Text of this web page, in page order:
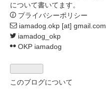
について書いてます。
プライバシーポリシー
iamadog.okp [at] gmail.com
iamadog_okp
OKP iamadog
このブログについて